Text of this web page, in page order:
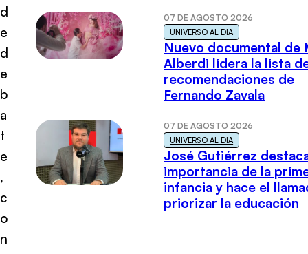
d
e
d
e
b
a
t
e
,
c
o
n
07 DE AGOSTO 2026
UNIVERSO AL DÍA
Nuevo documental de
Alberdi lidera la lista
recomendaciones de
Fernando Zavala
07 DE AGOSTO 2026
UNIVERSO AL DÍA
José Gutiérrez
importancia de la
infancia y hace el
priorizar la educación